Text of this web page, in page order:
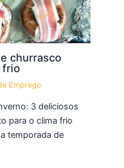
churrasco
frio
Emprego
3 deliciosos
para o clima frio
temporada de